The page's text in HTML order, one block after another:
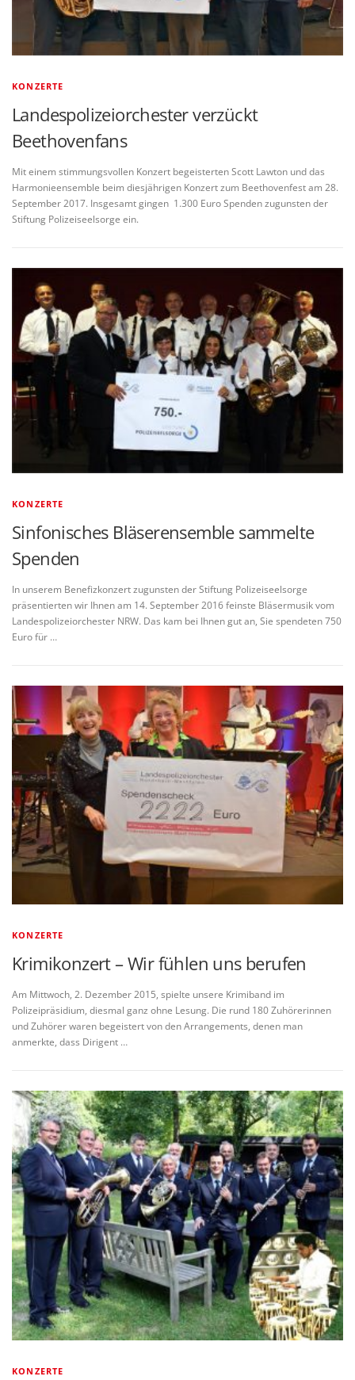
KONZERTE
Landespolizeiorchester verzückt
Beethovenfans
Mit einem stimmungsvollen Konzert begeisterten Scott Lawton und das
Harmonieensemble beim diesjährigen Konzert zum Beethovenfest am 28.
September 2017. Insgesamt gingen 1.300 Euro Spenden zugunsten der
Stiftung Polizeiseelsorge ein.
KONZERTE
Sinfonisches Bläserensemble sammelte
Spenden
In unserem Benefizkonzert zugunsten der Stiftung Polizeiseelsorge
präsentierten wir Ihnen am 14. September 2016 feinste Bläsermusik vom
Landespolizeiorchester NRW. Das kam bei Ihnen gut an, Sie spendeten 750
Euro für …
KONZERTE
Krimikonzert – Wir fühlen uns berufen
Am Mittwoch, 2. Dezember 2015, spielte unsere Krimiband im
Polizeipräsidium, diesmal ganz ohne Lesung. Die rund 180 Zuhörerinnen
und Zuhörer waren begeistert von den Arrangements, denen man
anmerkte, dass Dirigent …
KONZERTE